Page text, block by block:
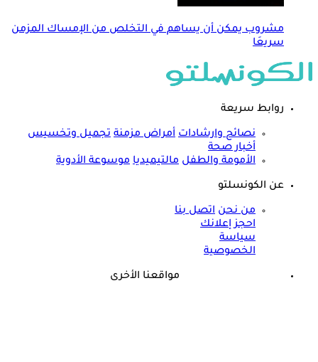
مشروب يمكن أن يساهم في التخلص من الإمساك المزمن
سريعَا
روابط سريعة
نصائح وارشادات أمراض مزمنة تجميل وتخسيس
أخبار صحة
الأمومة والطفل مالتيميديا موسوعة الأدوية
عن الكونسلتو
من نحن اتصل بنا
احجز إعلانك
سياسة
الخصوصية
مواقعنا الأخرى